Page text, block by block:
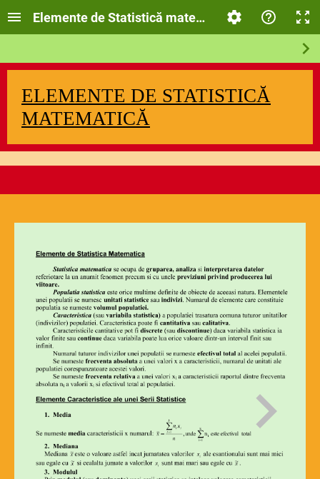
Elemente de Statistică matematică
ELEMENTE DE STATISTICĂ
MATEMATICĂ